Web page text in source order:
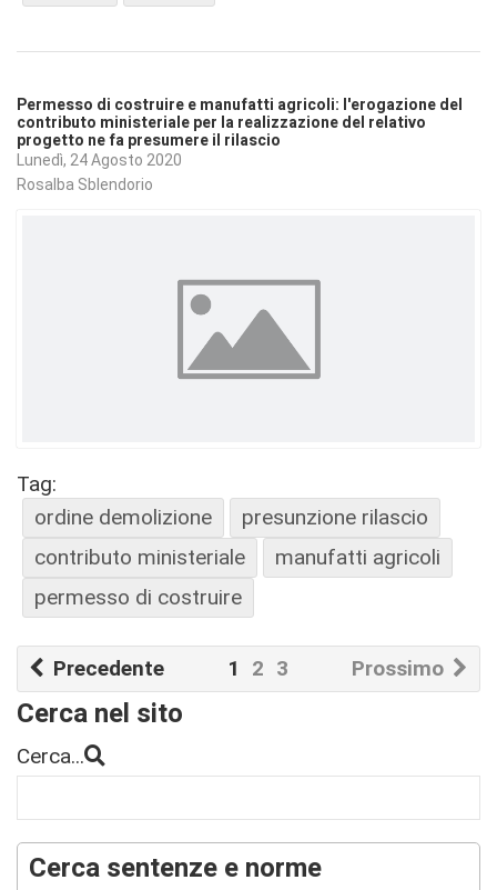
Permesso di costruire e manufatti agricoli: l'erogazione del
contributo ministeriale per la realizzazione del relativo
progetto ne fa presumere il rilascio
Lunedì, 24 Agosto 2020
Rosalba Sblendorio
Tag:
ordine demolizione
presunzione rilascio
contributo ministeriale
manufatti agricoli
permesso di costruire
Precedente Prossimo
1 2 3
Cerca nel sito
Cerca...
Cerca sentenze e norme